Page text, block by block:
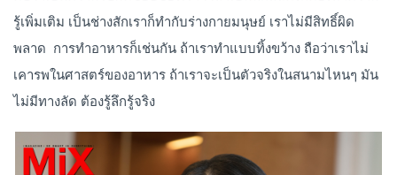
รู้เพิ่มเติม เป็นช่างสักเราก็ทำกับร่างกายมนุษย์ เราไม่มีสิทธิ์ผิด
พลาด การทำอาหารก็เช่นกัน ถ้าเราทำแบบทิ้งขว้าง ถือว่าเราไม่
เคารพในศาสตร์ของอาหาร ถ้าเราจะเป็นตัวจริงในสนามไหนๆ มัน
ไม่มีทางลัด ต้องรู้ลึกรู้จริง